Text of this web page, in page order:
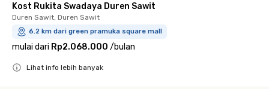
Kost Rukita Swadaya Duren Sawit
Duren Sawit, Duren Sawit
6.2 km dari green pramuka square mall
mulai dari Rp2.068.000 /bulan
Lihat info lebih banyak